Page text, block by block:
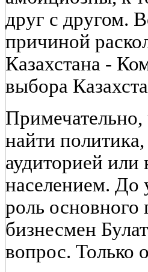
друг с другом.
причиной
Казахстана -
выбора
найти
аудиторией или
населением. До
роль основного
бизнесмен
вопрос. Только